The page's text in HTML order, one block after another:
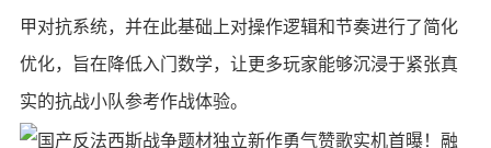
甲对抗系统，并在此基础上对操作逻辑和节奏进行了简化
优化，旨在降低入门数学，让更多玩家能够沉浸于紧张真
实的抗战小队参考作战体验。